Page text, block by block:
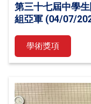
第三十七屆中學
組亞軍 (04/07/
學術獎項